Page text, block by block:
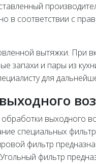
в соответствии с
вытяжки. При
запахи и пары из
для
выходного
специальных
фильтр
фильтр